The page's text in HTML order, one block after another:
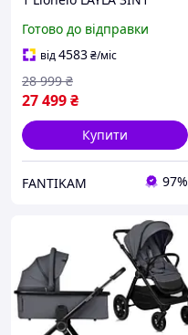
Готово до відправки
від4583₴/міс
27 499₴
28 999 ₴
Купити
FANTIKAM 97%